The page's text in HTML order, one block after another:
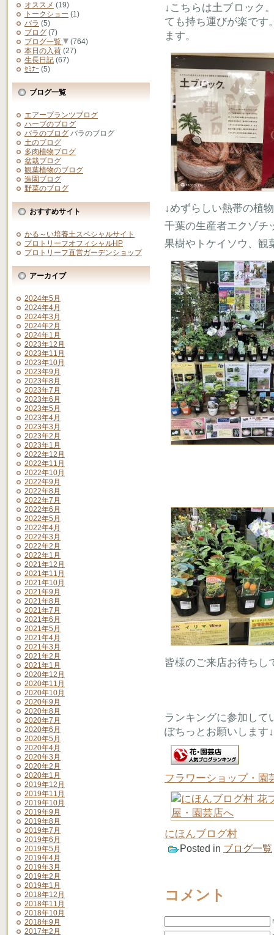
オススメ (19)
トークショー (1)
バラ (5)
ブログ (7)
ブログ一覧
(764)
本日の入荷 (27)
生長日記 (67)
ｾﾐﾅｰ (5)
ブログ一覧
エアープランツブログ
ハーブのブログ
バラのブログ バラのブログ
土のブログ
多肉植物ブログ
盆栽ブログ
観葉植物のブログ
造園ブログ
野菜のブログ
おすすめサイト
かる～い培養土スペシャルサイト
プロトリーフオフィシャルHP
プロトリーフ直営ガーデンショップ
アーカイブ
2024年5月
2024年4月
2024年3月
2024年2月
2024年1月
2023年12月
2023年11月
2023年10月
2023年9月
2023年8月
2023年7月
2023年6月
2023年5月
2023年4月
2023年3月
2023年2月
2023年1月
2022年12月
2022年11月
2022年10月
2022年9月
2022年8月
2022年7月
2022年6月
2022年5月
2022年4月
2022年3月
2022年2月
2022年1月
2021年12月
2021年11月
2021年10月
2021年9月
2021年8月
2021年7月
2021年6月
2021年5月
2021年4月
2021年3月
2021年2月
2021年1月
2020年12月
2020年11月
2020年10月
2020年9月
2020年8月
2020年7月
2020年6月
2020年5月
2020年4月
2020年3月
2020年2月
2020年1月
2019年12月
2019年11月
2019年10月
2019年9月
2019年8月
2019年7月
2019年6月
2019年5月
2019年4月
2019年3月
2019年2月
2019年1月
2018年12月
2018年11月
2018年10月
2018年9月
2017年2月
↓こちらは土ブロック
ても持ち運びが楽です
ます。
↓めずらしい熱帯の植
千葉の生産者エクゾチ
果樹やトケイソウ、観
皆様のご来店お待ちし
ランキングに参加して
ぽちっとお願いします↓
フラワーショップ・園
にほんブログ村
Posted in ブログ一覧
コメント